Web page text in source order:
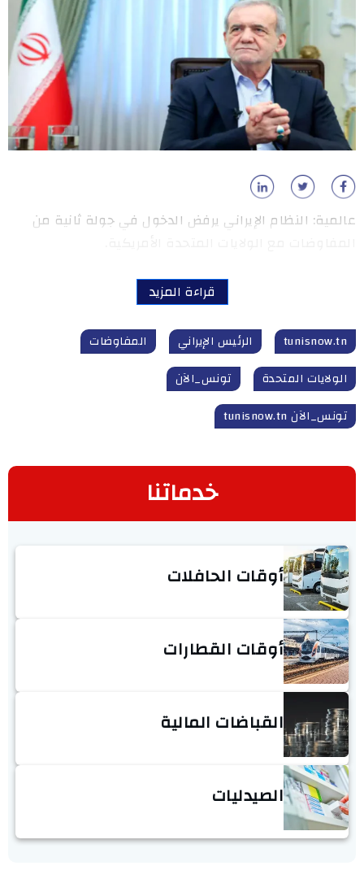
عالمية: النظام الإيراني يرفض الدخول في جولة ثانية من
قراءة المزيد
tunisnow.tn الرئيس الإيراني
المفاوضات
الولايات المتحدة
تونس_الآن
تونس_الآن tunisnow.tn
خدماتنا
أوقات الحافلات
أوقات القطارات
القباضات المالية
الصيدليات